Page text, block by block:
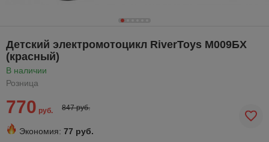
Детский электромотоцикл RiverToys М009БХ
(красный)
В наличии
Розница
770 руб. 847 руб.
Экономия: 77 руб.